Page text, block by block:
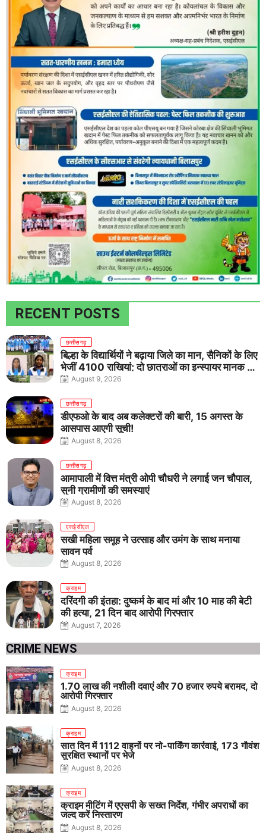
RECENT POSTS
छत्तीसगढ़
बिल्हा के विद्यार्थियों ने बढ़ाया जिले का मान, सैनिकों के लिए
भेजीं 4100 राखियां; दो छात्राओं का इन्स्पायर मानक में
राष्ट्रीय चयन
August 9, 2026
छत्तीसगढ़
डीएफओ के बाद अब कलेक्टरों की बारी, 15 अगस्त के
आसपास आएगी सूची!
August 8, 2026
छत्तीसगढ़
आमापाली में वित्त मंत्री ओपी चौधरी ने लगाई जन चौपाल,
सुनी ग्रामीणों की समस्याएं
August 8, 2026
एसईसीएल
सखी महिला समूह ने उत्साह और उमंग के साथ मनाया
सावन पर्व
August 8, 2026
क्राइम
दरिंदगी की इंतहा: दुष्कर्म के बाद मां और 10 माह की बेटी
की हत्या, 21 दिन बाद आरोपी गिरफ्तार
August 7, 2026
CRIME NEWS
क्राइम
1.70 लाख की नशीली दवाएं और 70 हजार रुपये बरामद, दो
आरोपी गिरफ्तार
August 8, 2026
क्राइम
सात दिन में 1112 वाहनों पर नो-पार्किंग कार्रवाई, 173 गौवंश
सुरक्षित स्थानों पर भेजे
August 8, 2026
क्राइम
क्राइम मीटिंग में एएसपी के सख्त निर्देश, गंभीर अपराधों का
जल्द करें निस्तारण
August 8, 2026